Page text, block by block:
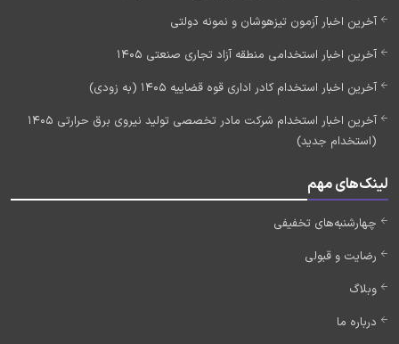
آخرین اخبار آزمون تیزهوشان و نمونه دولتی
آخرین اخبار استخدامی منطقه آزاد تجاری صنعتی 1405
آخرین اخبار استخدام کادر اداری قوه قضاییه 1405 (به زودی)
آخرین اخبار استخدام شرکت مادر تخصصی تولید نیروی برق حرارتی 1405
(استخدام جدید)
لینک‌های مهم
چهارشنبه‌های تخفیفی
رضایت و قبولی
وبلاگ
درباره ما